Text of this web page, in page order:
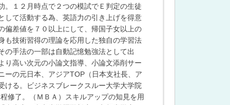
。１２月時点で２つの模試でＥ判定の生徒
して活動する為、英語力の引き上げを得意
偏差値を７０以上にして、帰国子女以上の
も技術習得の理論を応用した独自の学習法
の手法の一部は自動記憶勉強法として出
り高い次元の小論文指導、小論文添削サー
ーの元日本、アジアTOP（日本支社長、ア
ける。ビジネスブレークスルー大学大学院
修了。（ＭＢＡ）スキルアップの知見を用